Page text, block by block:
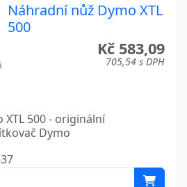
Náhradní nůž Dymo XTL
500
Kč 583,09
705,54 s DPH
500 - originální
Dymo